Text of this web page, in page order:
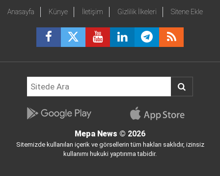
Anasayfa Künye İletişim Gizlilik İlkeleri Sitene Ekle
Mepa News © 2026
Sitemizde kullanılan içerik ve görsellerin tüm hakları saklıdır, izinsiz
kullanımı hukuki yaptırıma tabidir.